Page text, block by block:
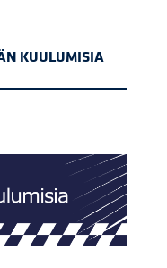
KUULUMISIA